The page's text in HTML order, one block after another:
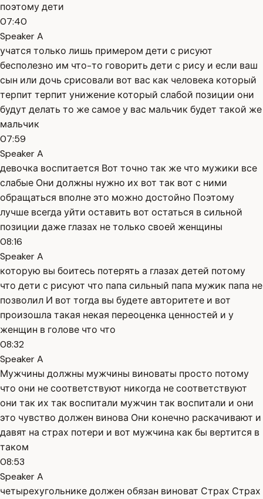
поэтому дети
07:40
Speaker A
учатся только лишь примером дети с рисуют
бесполезно им что-то говорить дети с рису и если ваш
сын или дочь срисовали вот вас как человека который
терпит терпит унижение который слабой позиции они
будут делать то же самое у вас мальчик будет такой же
мальчик
07:59
Speaker A
девочка воспитается Вот точно так же что мужики все
слабые Они должны нужно их вот так вот с ними
обращаться вполне это можно достойно Поэтому
лучше всегда уйти оставить вот остаться в сильной
позиции даже глазах не только своей женщины
08:16
Speaker A
которую вы боитесь потерять а глазах детей потому
что дети с рисуют что папа сильный папа мужик папа не
позволил И вот тогда вы будете авторитете и вот
произошла такая некая переоценка ценностей и у
женщин в голове что что
08:32
Speaker A
Мужчины должны мужчины виноваты просто потому
что они не соответствуют никогда не соответствуют
они так их так воспитали мужчин так воспитали и они
это чувство должен винова Они конечно раскачивают и
давят на страх потери и вот мужчина как бы вертится в
таком
08:53
Speaker A
четырехугольнике должен обязан виноват Страх Страх